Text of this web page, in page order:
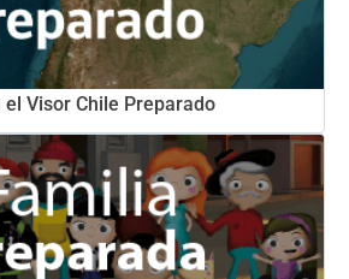
el Visor Chile Preparado